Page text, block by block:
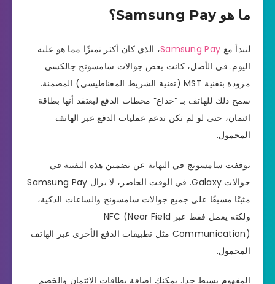
ما هو Samsung Pay؟
لنبدأ مع Samsung Pay، الذي كان أكثر تميزًا مما هو عليه
اليوم. في الأصل، كانت بعض جوالات سامسونج جالكسي
مزودة بتقنية MST (تقنية الشريط المغناطيسي) المضمنة.
سمح ذلك للهاتف بـ “خداع” محطات الدفع ليعتقد أنها بطاقة
ائتمان، حتى لو لم تكن تدعم عمليات الدفع عبر الهاتف
المحمول.
توقفت سامسونج في النهاية عن تضمين هذه التقنية في
جوالات Galaxy. في الوقت الحاضر، لا يزال Samsung Pay
مثبتًا مسبقًا على جميع جوالات سامسونج والساعات الذكية،
ولكنه يعمل فقط عبر NFC (Near Field
Communication) مثل تطبيقات الدفع الأخرى عبر الهاتف
المحمول.
المفهوم بسيط جدا. يمكنك إضافة بطاقات الائتمان والخصم